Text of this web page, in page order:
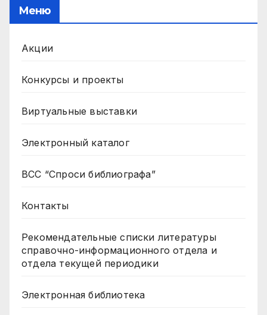
Меню
Акции
Конкурсы и проекты
Виртуальные выставки
Электронный каталог
ВСС “Спроси библиографа”
Контакты
Рекомендательные списки литературы
справочно-информационного отдела и
отдела текущей периодики
Электронная библиотека